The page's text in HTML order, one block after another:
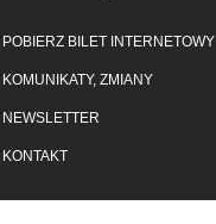
POBIERZ BILET INTERNETOWY
KOMUNIKATY, ZMIANY
NEWSLETTER
KONTAKT